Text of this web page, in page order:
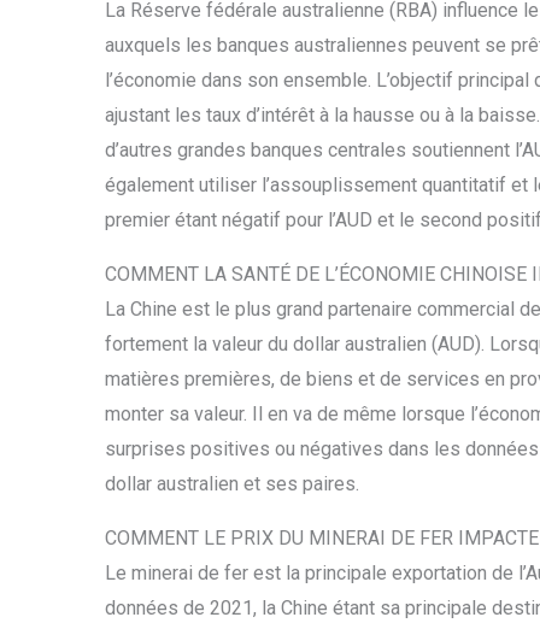
La Réserve fédérale australienne (RBA) influence
auxquels les banques australiennes peuvent se
l’économie dans son ensemble. L’objectif
ajustant les taux d’intérêt à la hausse ou à la
d’autres grandes banques centrales soutiennent
également utiliser l’assouplissement quantitatif
premier étant négatif pour l’AUD et le second positif
COMMENT LA SANTÉ DE L’ÉCONOMIE
La Chine est le plus grand partenaire commercial
fortement la valeur du dollar australien (AUD).
matières premières, de biens et de services en
monter sa valeur. Il en va de même lorsque
surprises positives ou négatives dans les
dollar australien et ses paires.
COMMENT LE PRIX DU MINERAI DE FER
Le minerai de fer est la principale exportation de
données de 2021, la Chine étant sa principale